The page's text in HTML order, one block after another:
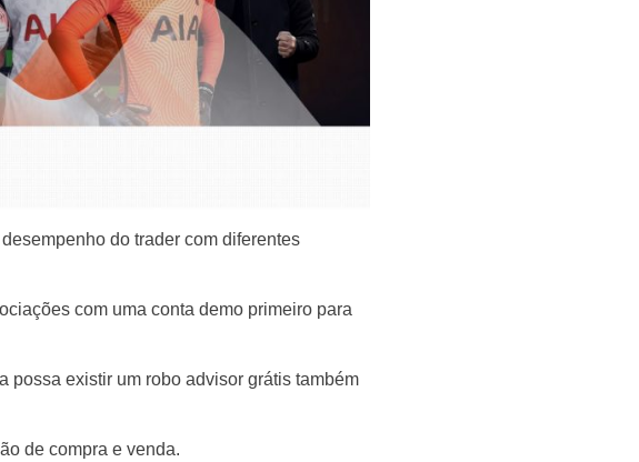
do trader com diferentes
com uma conta demo primeiro para
possa existir um robo advisor grátis também
de compra e venda.